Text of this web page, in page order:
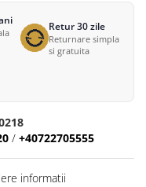
Retur 30 zile
Returnare simpla
si gratuita
/ +40722705555
informatii